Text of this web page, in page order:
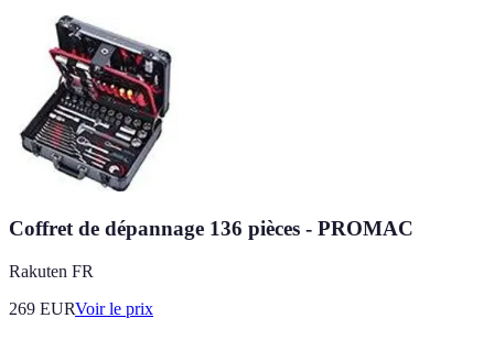
Coffret de dépannage 136 pièces - PROMAC
Rakuten FR
269 EURVoir le prix